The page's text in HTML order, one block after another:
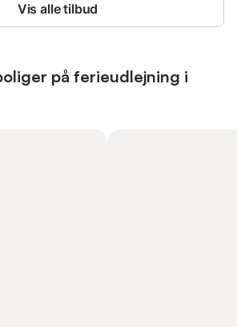
Vis alle tilbud
på ferieudlejning i